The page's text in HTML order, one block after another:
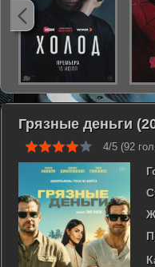
Грязные деньги
4/5 (92